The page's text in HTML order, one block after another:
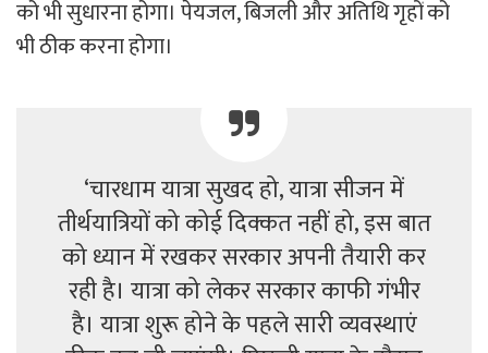
को भी सुधारना होगा। पेयजल, बिजली और अतिथि गृहों को
भी ठीक करना होगा।
‘चारधाम यात्रा सुखद हो, यात्रा सीजन में
तीर्थयात्रियों को कोई दिक्कत नहीं हो, इस बात
को ध्यान में रखकर सरकार अपनी तैयारी कर
रही है। यात्रा को लेकर सरकार काफी गंभीर
है। यात्रा शुरू होने के पहले सारी व्यवस्थाएं